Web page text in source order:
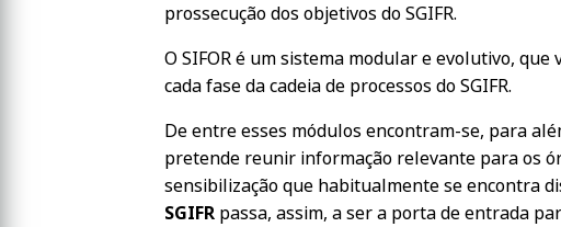
prossecução dos objetivos do SGIFR.
O SIFOR é um sistema modular e evolutivo,
cada fase da cadeia de processos do SGIFR.
De entre esses módulos encontram-se, para
pretende reunir informação relevante para os
sensibilização que habitualmente se encontra
SGIFR passa, assim, a ser a porta de entrada